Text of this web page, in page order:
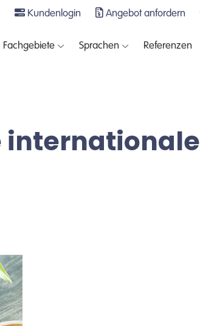
Kundenlogin Angebot anfordern
Fachgebiete Sprachen Referenzen
internationale